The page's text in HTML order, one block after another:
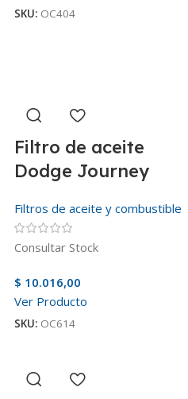
SKU: OC404
Filtro de aceite
Dodge Journey
Filtros de aceite y combustible
Consultar Stock
$ 10.016,00
Ver Producto
SKU: OC614